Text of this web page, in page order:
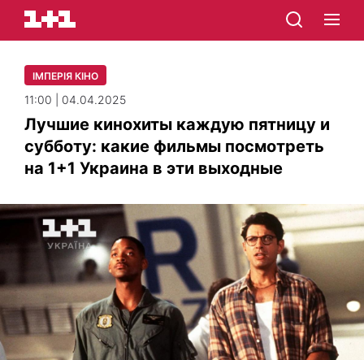
ІМПЕРІЯ КІНО
11:00 | 04.04.2025
Лучшие кинохиты каждую пятницу и
субботу: какие фильмы посмотреть
на 1+1 Украина в эти выходные